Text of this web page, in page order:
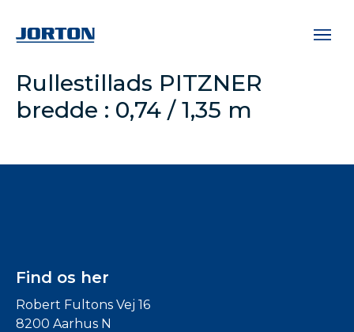
Rullestillads PITZNER
bredde : 0,74 / 1,35 m
Find os her
Robert Fultons Vej 16
8200 Aarhus N